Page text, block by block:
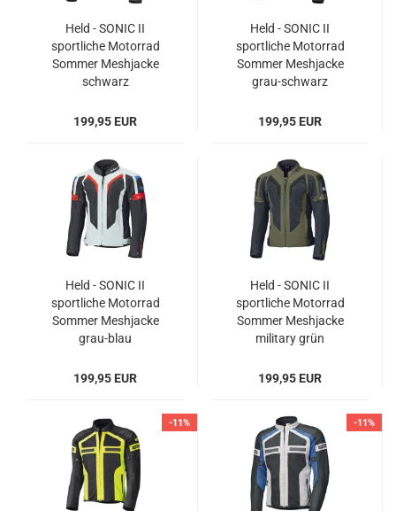
Held - SONIC II
sportliche Motorrad
Sommer Meshjacke
schwarz
199,95 EUR
Held - SONIC II
sportliche Motorrad
Sommer Meshjacke
grau-schwarz
199,95 EUR
Held - SONIC II
sportliche Motorrad
Sommer Meshjacke
grau-blau
199,95 EUR
Held - SONIC II
sportliche Motorrad
Sommer Meshjacke
military grün
199,95 EUR
-11% -11%